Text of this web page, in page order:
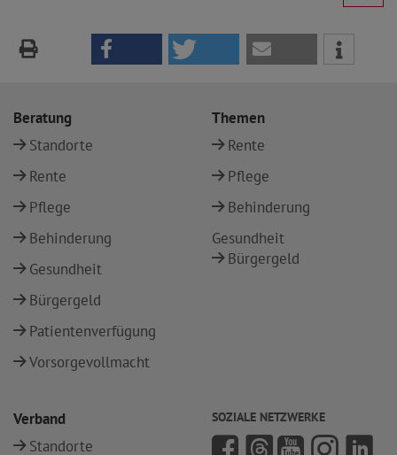
Beratung
Standorte
Rente
Pflege
Behinderung
Gesundheit
Bürgergeld
Patientenverfügung
Vorsorgevollmacht
Themen
Rente
Pflege
Behinderung
Gesundheit
Bürgergeld
Verband
Standorte
SOZIALE NETZWERKE